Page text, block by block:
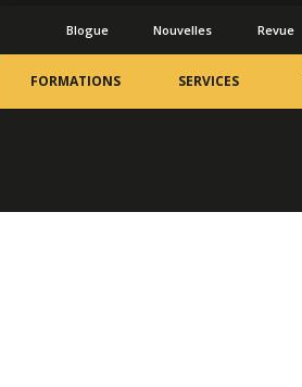
Blogue Nouvelles Revue
FORMATIONS SERVICES